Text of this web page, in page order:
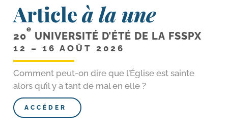
Articleà la une
20
e
UNIVERSITÉ D’ÉTÉ DE LA FSSPX
12 – 16 AOÛT 2026
Comment peut-​on dire que l’Église est sainte
alors qu’il y a tant de mal en elle ?
ACCÉDER